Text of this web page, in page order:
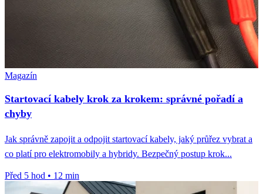
Magazín
Startovací kabely krok za krokem: správné pořadí a
chyby
Jak správně zapojit a odpojit startovací kabely, jaký průřez vybrat a
co platí pro elektromobily a hybridy. Bezpečný postup krok...
Před 5 hod • 12 min